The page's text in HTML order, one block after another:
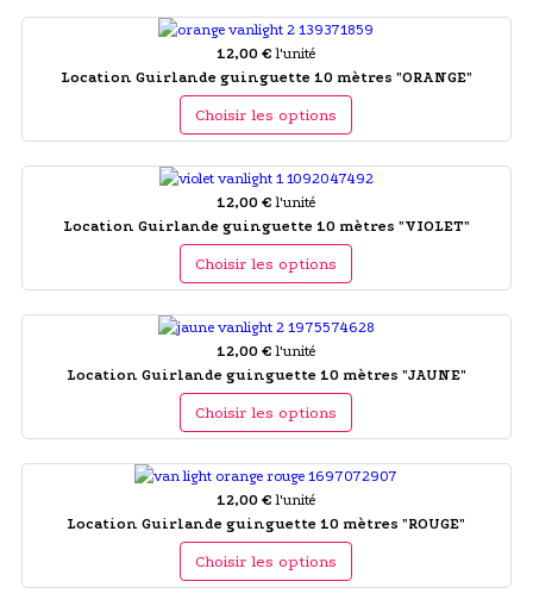
12,00 € l'unité
Location Guirlande guinguette 10 mètres "ORANGE"
Choisir les options
12,00 € l'unité
Location Guirlande guinguette 10 mètres "VIOLET"
Choisir les options
12,00 € l'unité
Location Guirlande guinguette 10 mètres "JAUNE"
Choisir les options
12,00 € l'unité
Location Guirlande guinguette 10 mètres "ROUGE"
Choisir les options